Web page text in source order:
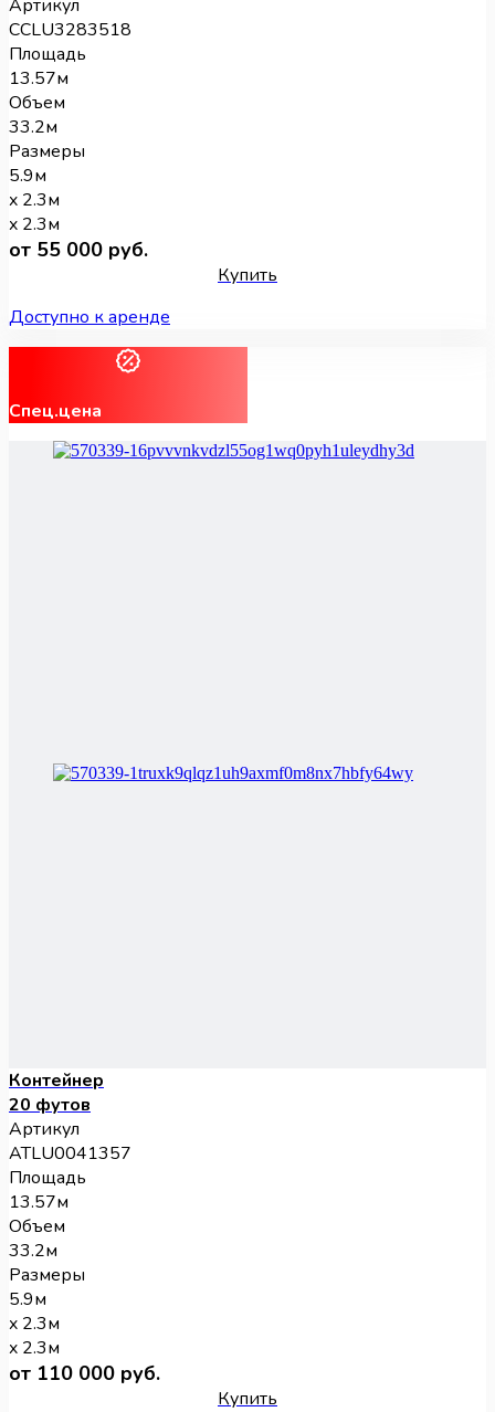
Артикул
CCLU3283518
Площадь
13.57м
Объем
33.2м
Размеры
5.9м
x 2.3м
x 2.3м
от 55 000 руб.
Купить
Доступно к аренде
Спец.цена
Контейнер
20 футов
Артикул
ATLU0041357
Площадь
13.57м
Объем
33.2м
Размеры
5.9м
x 2.3м
x 2.3м
от 110 000 руб.
Купить